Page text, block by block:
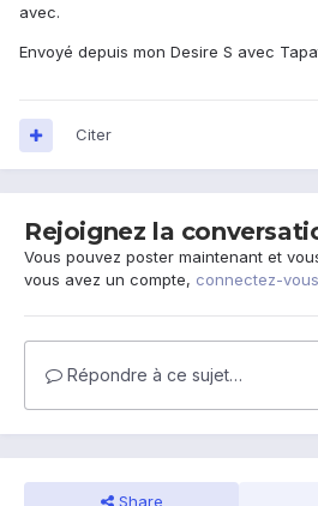
avec.
Envoyé depuis mon Desire S avec
Citer
Rejoignez la
Vous pouvez poster maintenant et
vous avez un compte, connectez-
Répondre à ce sujet…
Share